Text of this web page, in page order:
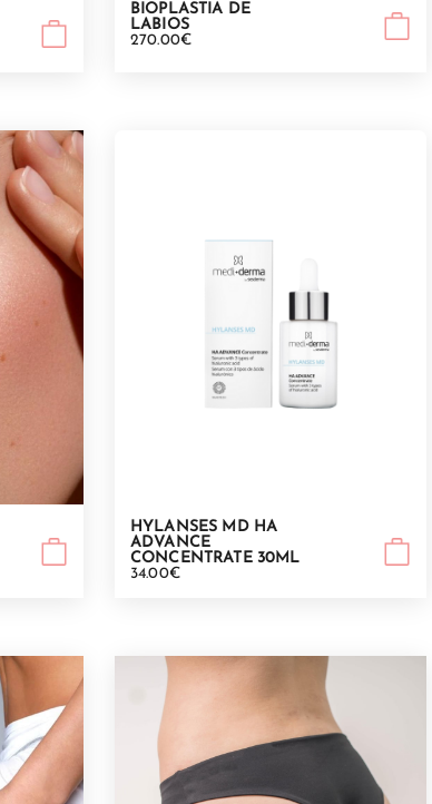
BIOPLASTIA DE
LABIOS
270.00€
HYLANSES MD HA
ADVANCE
CONCENTRATE 30ML
34.00€